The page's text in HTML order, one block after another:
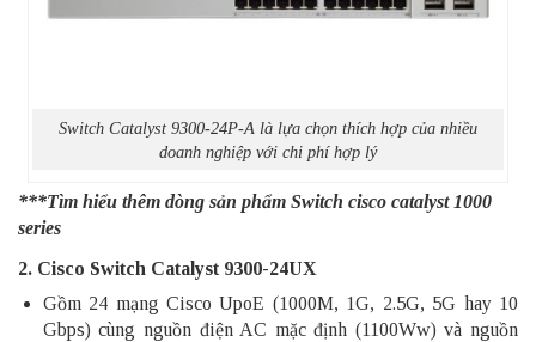
Switch Catalyst 9300-24P-A là lựa chọn thích hợp của nhiều
doanh nghiệp với chi phí hợp lý
***Tìm hiểu thêm dòng sản phẩm Switch cisco catalyst 1000
series
2. Cisco Switch Catalyst 9300-24UX
Gồm 24 mạng Cisco UpoE (1000M, 1G, 2.5G, 5G hay 10
Gbps) cùng nguồn điện AC mặc định (1100Ww) và nguồn